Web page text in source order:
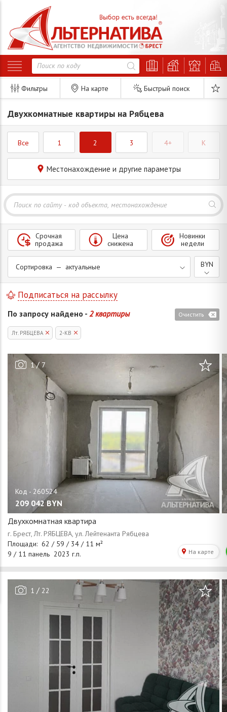
Фильтры На карте Быстрый поиск
Двухкомнатные квартиры на Рябцева
Все 1 2 3 4+ K
Местонахождение и другие параметры
Сортировка — актуальные
Срочная
продажа
Цена
снижена
Новинки
недели
BYN
По запросу найдено - 2 квартиры Очистить
Подписаться на рассылку
Лт. РЯБЦЕВА 2-КВ
1/7
209 042 BYN
Двухкомнатная квартира
1 / 22